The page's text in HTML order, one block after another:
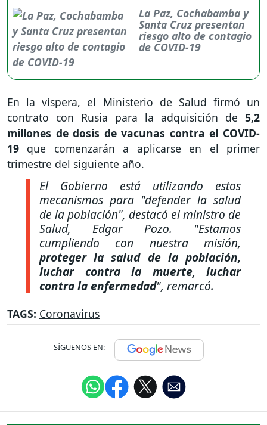
La Paz, Cochabamba y
Santa Cruz presentan
riesgo alto de contagio
de COVID-19
En la víspera, el Ministerio de Salud firmó un
contrato con Rusia para la adquisición de 5,2
millones de dosis de vacunas contra el COVID-
19 que comenzarán a aplicarse en el primer
trimestre del siguiente año.
El Gobierno está utilizando estos
mecanismos para "defender la salud
de la población", destacó el ministro de
Salud, Edgar Pozo. "Estamos
cumpliendo con nuestra misión,
proteger la salud de la población,
luchar contra la muerte, luchar
contra la enfermedad", remarcó.
TAGS: Coronavirus
SÍGUENOS EN: